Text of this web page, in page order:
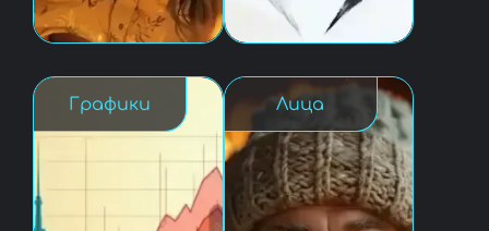
Графики Лица